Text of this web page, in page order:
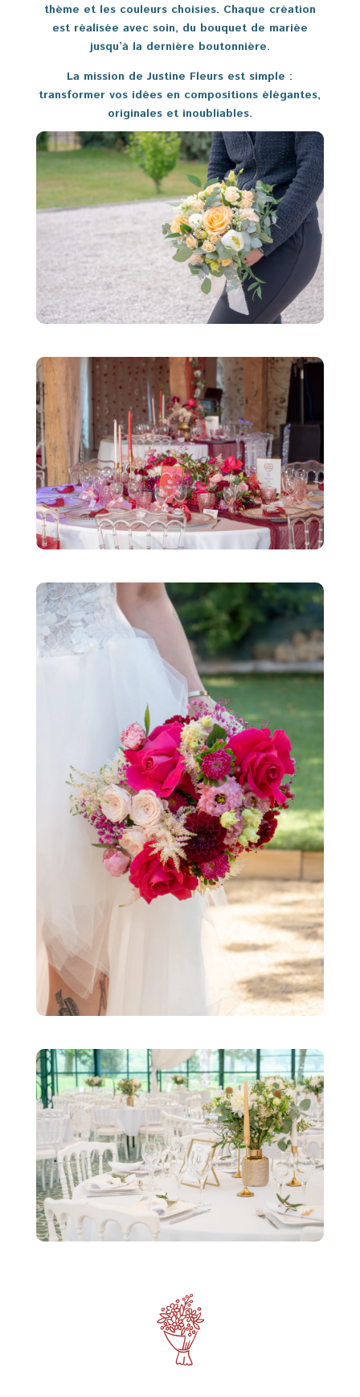
thème et les couleurs choisies. Chaque création
est réalisée avec soin, du bouquet de mariée
jusqu’à la dernière boutonnière.
La mission de Justine Fleurs est simple :
transformer vos idées en compositions élégantes,
originales et inoubliables.